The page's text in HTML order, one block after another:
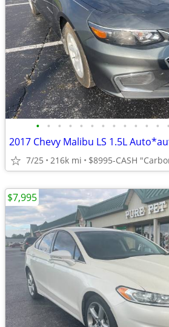
• • • • • • • • • • • • •
7/25 216k mi $8995-CASH
$7,995